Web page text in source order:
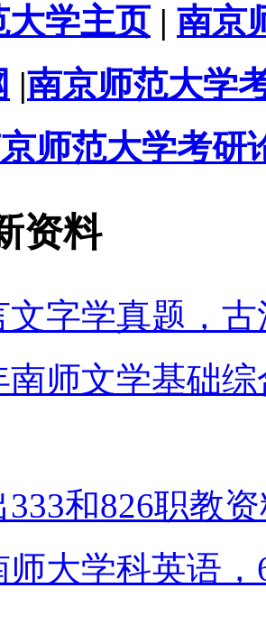
学主页 | 南京
|南京师范大学
师范大学考研
资料
文字学真题，
南师文学基础
和826职教
师大学科英语